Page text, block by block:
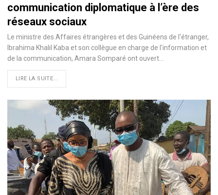
communication diplomatique à l’ère des
réseaux sociaux
Le ministre des Affaires étrangères et des Guinéens de l'étranger,
Ibrahima Khalil Kaba et son collègue en charge de l'information et
de la communication, Amara Somparé ont ouvert…
LIRE LA SUITE...